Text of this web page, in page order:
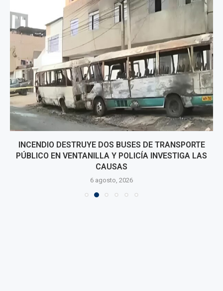
INCENDIO DESTRUYE DOS BUSES DE TRANSPORTE
PÚBLICO EN VENTANILLA Y POLICÍA INVESTIGA LAS
CAUSAS
6 agosto, 2026